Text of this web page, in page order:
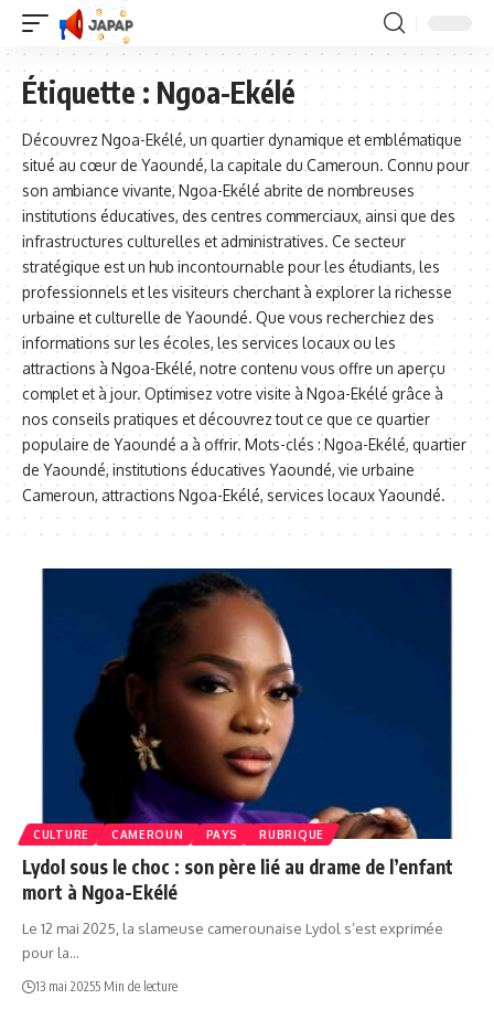
Étiquette :Ngoa-Ekélé
Découvrez Ngoa-Ekélé, un quartier dynamique et emblématique
situé au cœur de Yaoundé, la capitale du Cameroun. Connu pour
son ambiance vivante, Ngoa-Ekélé abrite de nombreuses
institutions éducatives, des centres commerciaux, ainsi que des
infrastructures culturelles et administratives. Ce secteur
stratégique est un hub incontournable pour les étudiants, les
professionnels et les visiteurs cherchant à explorer la richesse
urbaine et culturelle de Yaoundé. Que vous recherchiez des
informations sur les écoles, les services locaux ou les
attractions à Ngoa-Ekélé, notre contenu vous offre un aperçu
complet et à jour. Optimisez votre visite à Ngoa-Ekélé grâce à
nos conseils pratiques et découvrez tout ce que ce quartier
populaire de Yaoundé a à offrir. Mots-clés : Ngoa-Ekélé, quartier
de Yaoundé, institutions éducatives Yaoundé, vie urbaine
Cameroun, attractions Ngoa-Ekélé, services locaux Yaoundé.
CULTURE CAMEROUN PAYS RUBRIQUE
Lydol sous le choc : son père lié au drame de l’enfant
mort à Ngoa-Ekélé
Le 12 mai 2025, la slameuse camerounaise Lydol s’est exprimée
pour la…
13 mai 20255 Min de lecture